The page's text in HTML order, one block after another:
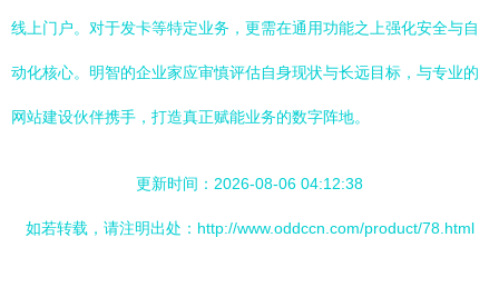
线上门户。对于发卡等特定业务，更需在通用功能之上强化安全与自
动化核心。明智的企业家应审慎评估自身现状与长远目标，与专业的
网站建设伙伴携手，打造真正赋能业务的数字阵地。
更新时间：2026-08-06 04:12:38
如若转载，请注明出处：http://www.oddccn.com/product/78.html